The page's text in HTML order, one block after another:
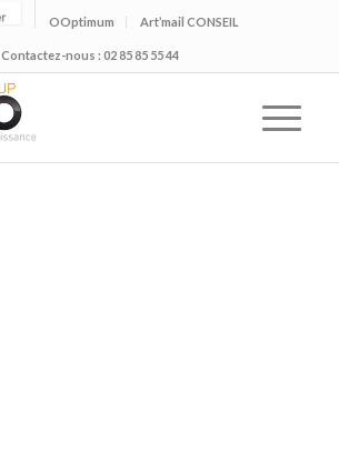
OOptimum Art’mail CONSEIL
Contactez-nous : 02 85 85 55 44